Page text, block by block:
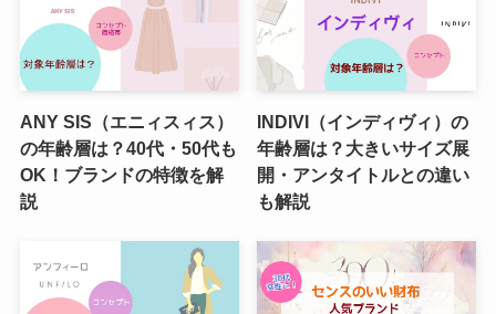
ANY SIS（エニィスィス）
の年齢層は？40代・50代も
OK！ブランドの特徴を解
説
INDIVI（インディヴィ）の
年齢層は？大きいサイズ展
開・アンタイトルとの違い
も解説